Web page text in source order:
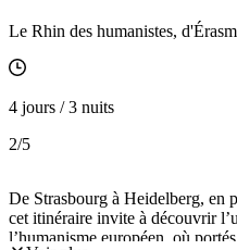
Le Rhin des humanistes,
4 jours / 3 nuits
2/5
De Strasbourg à Heidelberg, en
cet itinéraire invite à découvrir
l’humanisme européen, où